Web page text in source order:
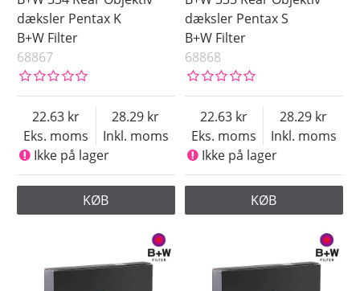
dæksler Pentax K
B+W Filter
68867
Eks. moms
22.63
Inkl. moms
28.29
Ikke på lager
KØB
dæksler Pentax S
B+W Filter
68868
Eks. moms
22.63
Inkl. moms
28.29
Ikke på lager
KØB